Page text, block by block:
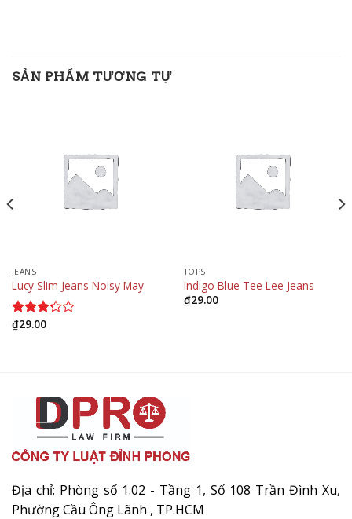
SẢN PHẨM TƯƠNG TỰ
JEANS
Lucy Slim Jeans Noisy May
Được
₫29.00
TOPS
Indigo Blue Tee Lee Jeans
₫29.00
Địa chỉ: Phòng số 1.02 - Tầng 1, Số 108 Trần Đình Xu,
Phường Cầu Ông Lãnh , TP.HCM